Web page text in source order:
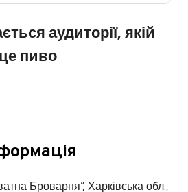
аудиторії, якій
пиво
Броварня”, Харківська обл.,